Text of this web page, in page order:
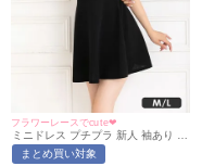
フラワーレースでcute❤︎
ミニドレス プチプラ 新人 袖あり ワ
ンピース 半袖 レース レース袖 花柄
低身長 胸元隠し スクエアネック バ
まとめ買い対象